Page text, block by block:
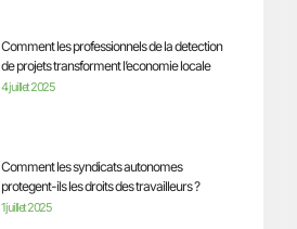
Comment les professionnels de la detection
de projets transforment l’economie locale
4 juillet 2025
Comment les syndicats autonomes
protegent-ils les droits des travailleurs ?
1 juillet 2025